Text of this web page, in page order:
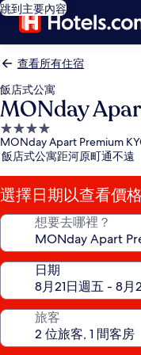
跳到主要內容
查看所有住宿
飯店式公寓
MONday
4.0
星
級
住
宿
MONday Apart Premium
飯店式公寓距河原町通不遠
選擇日期以查看價格
想要去哪裡？
日期
旅客